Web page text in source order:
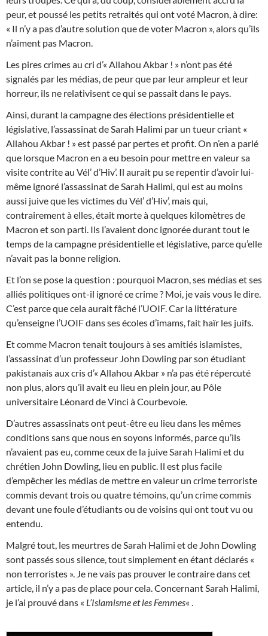
peur, et poussé les petits retraités qui ont voté Macron, à dire:
« Il n’y a pas d’autre solution que de voter Macron », alors qu’ils
n’aiment pas Macron.
Les pires crimes au cri d’« Allahou Akbar ! » n’ont pas été
signalés par les médias, de peur que par leur ampleur et leur
horreur, ils ne relativisent ce qui se passait dans le pays.
Ainsi, durant la campagne des élections présidentielle et
législative, l’assassinat de Sarah Halimi par un tueur criant «
Allahou Akbar ! » est passé par pertes et profit. On n’en a parlé
que lorsque Macron en a eu besoin pour mettre en valeur sa
visite contrite au Vél’ d’Hiv’. Il aurait pu se repentir d’avoir lui-
même ignoré l’assassinat de Sarah Halimi, qui est au moins
aussi juive que les victimes du Vél’ d’Hiv’, mais qui,
contrairement à elles, était morte à quelques kilomètres de
Macron et son parti. Ils l’avaient donc ignorée durant tout le
temps de la campagne présidentielle et législative, parce qu’elle
n’avait pas la bonne religion.
Et l’on se pose la question : pourquoi Macron, ses médias et ses
alliés politiques ont-il ignoré ce crime ? Moi, je vais vous le dire.
C’est parce que cela aurait fâché l’UOIF. Car la littérature
qu’enseigne l’UOIF dans ses écoles d’imams, fait haïr les juifs.
Et comme Macron tenait toujours à ses amitiés islamistes,
l’assassinat d’un professeur John Dowling par son étudiant
pakistanais aux cris d’« Allahou Akbar » n’a pas été répercuté
non plus, alors qu’il avait eu lieu en plein jour, au Pôle
universitaire Léonard de Vinci à Courbevoie.
D’autres assassinats ont peut-être eu lieu dans les mêmes
conditions sans que nous en soyons informés, parce qu’ils
n’avaient pas eu, comme ceux de la juive Sarah Halimi et du
chrétien John Dowling, lieu en public. Il est plus facile
d’empêcher les médias de mettre en valeur un crime terroriste
commis devant trois ou quatre témoins, qu’un crime commis
devant une foule d’étudiants ou de voisins qui ont tout vu ou
entendu.
Malgré tout, les meurtres de Sarah Halimi et de John Dowling
sont passés sous silence, tout simplement en étant déclarés «
non terroristes ». Je ne vais pas prouver le contraire dans cet
article, il n’y a pas de place pour cela. Concernant Sarah Halimi,
je l’ai prouvé dans « L’Islamisme et les Femmes« .